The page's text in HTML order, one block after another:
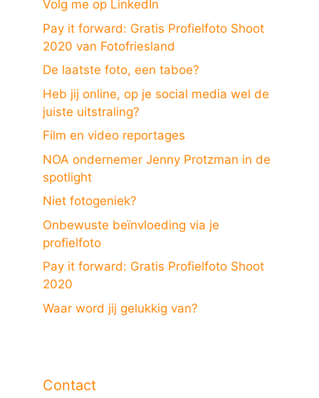
Volg me op LinkedIn
Pay it forward: Gratis Profielfoto Shoot
2020 van Fotofriesland
De laatste foto, een taboe?
Heb jij online, op je social media wel de
juiste uitstraling?
Film en video reportages
NOA ondernemer Jenny Protzman in de
spotlight
Niet fotogeniek?
Onbewuste beïnvloeding via je
profielfoto
Pay it forward: Gratis Profielfoto Shoot
2020
Waar word jij gelukkig van?
Contact